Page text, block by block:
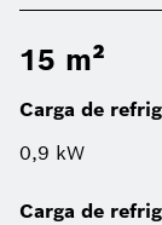
15 m²
Carga de
0,9 kW
Carga de